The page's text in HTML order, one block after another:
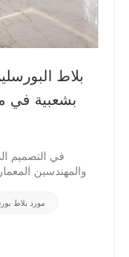
بلاط
بشعبية في
في التصميم
والمهندسين
الطبيعي رمزًا
ولهذا السبب،
مورد بلاط